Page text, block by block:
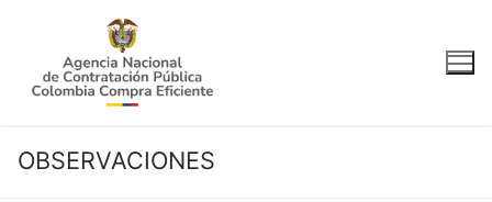
contenido
OBSERVACIONES